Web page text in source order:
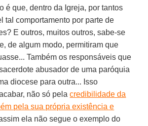
é que, dentro da Igreja, por tantos
tal comportamento por parte de
E outros, muitos outros, sabe-se
de algum modo, permitiram que
Também os responsáveis que
abusador de uma paróquia
diocese para outra... Isso
não só pelacredibilidade da
pela sua própria existência e
ela não segue o exemplo do